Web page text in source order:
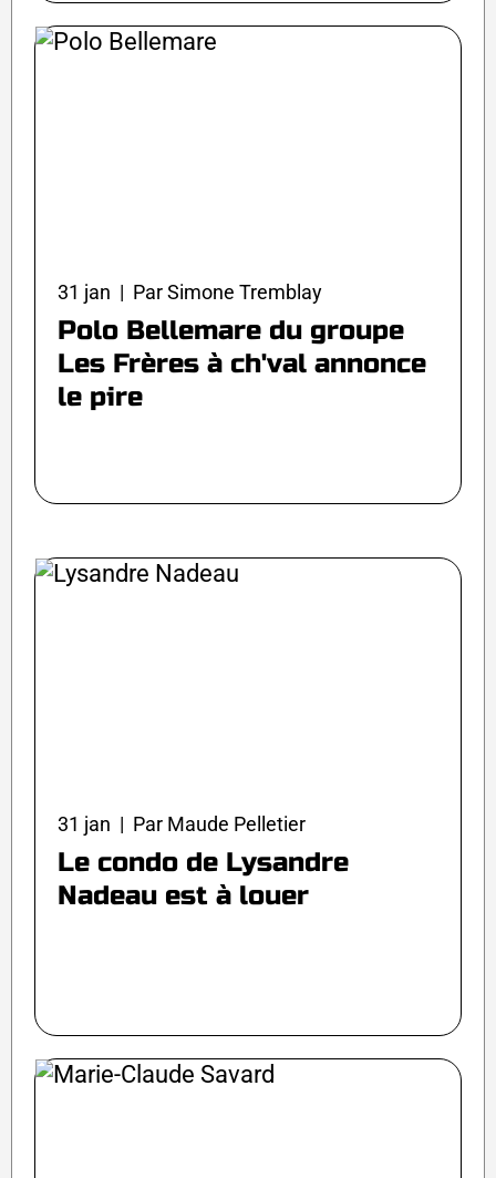
31 jan | Par Simone Tremblay
Polo Bellemare du groupe
Les Frères à ch'val annonce
le pire
31 jan | Par Maude Pelletier
Le condo de Lysandre
Nadeau est à louer